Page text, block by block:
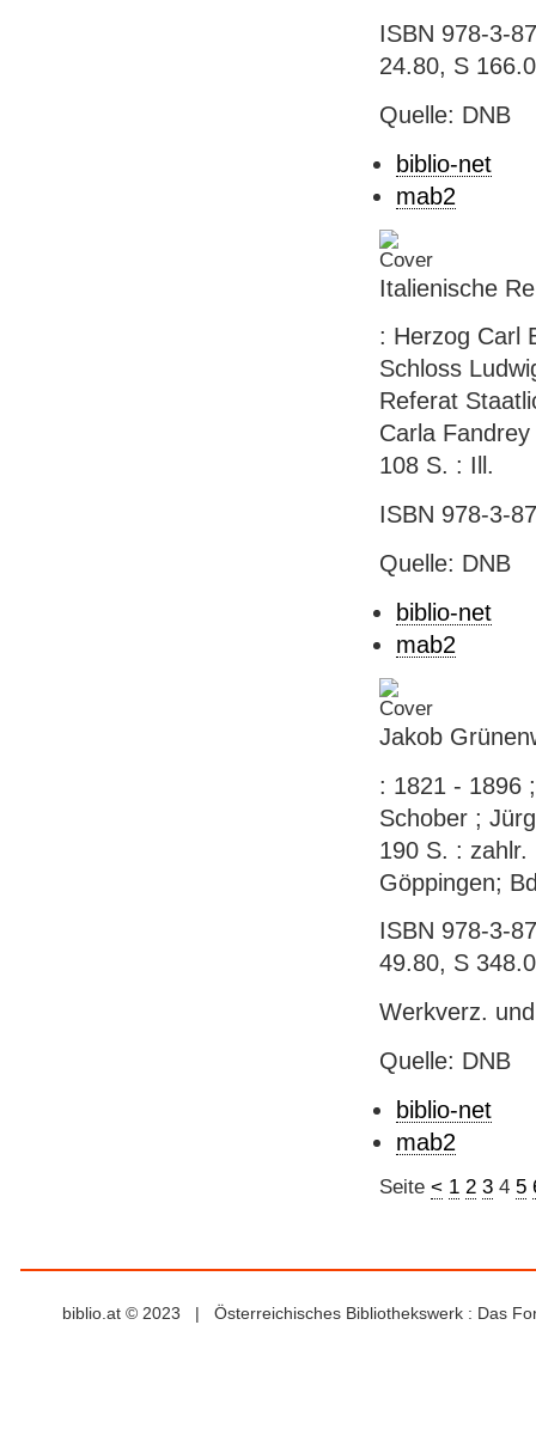
ISBN 978-3-
24.80, S
Quelle: DNB
biblio-net
mab2
Italienische
: Herzog Carl
Schloss
Referat
Carla
108 S. : Ill.
ISBN 978-3-
Quelle: DNB
biblio-net
mab2
Jakob
: 1821 - 1896
Schober ;
190 S. :
Göppingen;
ISBN 978-3-
49.80, S
Werkverz.
Quelle: DNB
biblio-net
mab2
Seite < 1 2 3 4 5
biblio.at © 2023 | Österreichisches Bibliothekswerk : Das